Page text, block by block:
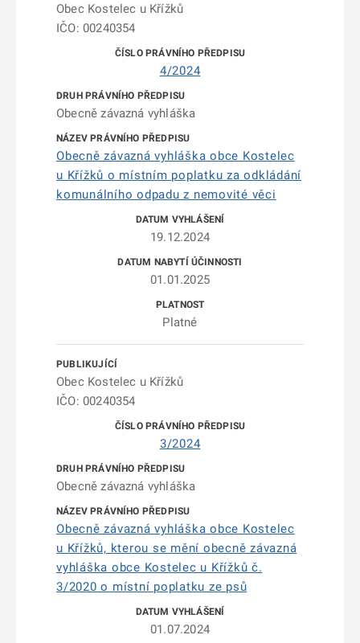
Obec Kostelec u Křížků
IČO: 00240354
4/2024
Obecně závazná vyhláška
Obecně závazná vyhláška obce Kostelec
u Křížků o místním poplatku za odkládání
komunálního odpadu z nemovité věci
19.12.2024
01.01.2025
Platné
Obec Kostelec u Křížků
IČO: 00240354
3/2024
Obecně závazná vyhláška
Obecně závazná vyhláška obce Kostelec
u Křížků, kterou se mění obecně závazná
vyhláška obce Kostelec u Křížků č.
3/2020 o místní poplatku ze psů
01.07.2024